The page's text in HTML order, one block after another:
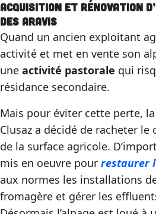
Acquisition et rénovation
des Aravis
Quand un ancien exploitant
activité et met en vente son
une activité pastorale qui
résidance secondaire.
Mais pour éviter cette perte,
Clusaz a décidé de racheter le
de la surface agricole.
mis en oeuvre pour restaurer
aux normes les installations
fromagère et gérer les